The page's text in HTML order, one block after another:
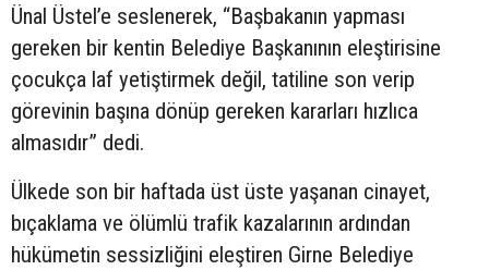
Ünal Üstel’e seslenerek, “Başbakanın yapması
gereken bir kentin Belediye Başkanının eleştirisine
çocukça laf yetiştirmek değil, tatiline son verip
görevinin başına dönüp gereken kararları hızlıca
almasıdır” dedi.
Ülkede son bir haftada üst üste yaşanan cinayet,
bıçaklama ve ölümlü trafik kazalarının ardından
hükümetin sessizliğini eleştiren Girne Belediye